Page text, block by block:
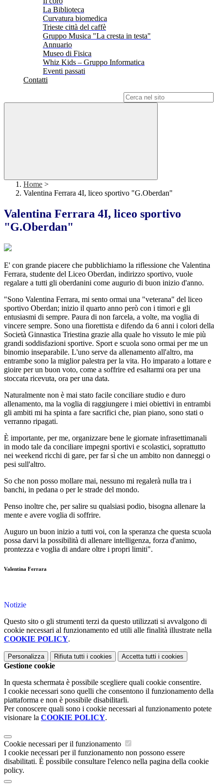
La Biblioteca
Curvatura biomedica
Trieste città del caffè
Gruppo Musica "La cresta in testa"
Annuario
Museo di Fisica
Whiz Kids – Gruppo Informatica
Eventi passati
Contatti
Home >
Valentina Ferrara 4I, liceo sportivo "G.Oberdan"
Valentina Ferrara 4I, liceo sportivo
"G.Oberdan"
E' con grande piacere che pubblichiamo la riflessione che Valentina
Ferrara, studente del Liceo Oberdan, indirizzo sportivo, vuole
regalare a tutti gli oberdanini come augurio di buon inizio d'anno.
"Sono Valentina Ferrara, mi sento ormai una "veterana" del liceo
sportivo Oberdan; inizio il quarto anno però con i timori e gli
entusiasmi di sempre. Paura di non farcela, a volte, ma voglia di
vincere sempre. Sono una fiorettista e difendo da 6 anni i colori della
Società Ginnastica Triestina grazie alla quale ho vissuto le mie più
grandi soddisfazioni sportive. Sport e scuola sono ormai per me un
binomio inseparabile. L'uno serve da allenamento all'altro, ma
entrambe sono la miglior palestra per la vita. Ho imparato a lottare e
gioire per un buon voto, come a soffrire ed esaltarmi ora per una
stoccata ricevuta, ora per una data.
Naturalmente non è mai stato facile conciliare studio e duro
allenamento, ma la voglia di raggiungere i miei obiettivi in entrambi
gli ambiti mi ha spinta a fare sacrifici che, pian piano, sono stati o
verranno ripagati.
È importante, per me, organizzare bene le giornate infrasettimanali
in modo tale da conciliare impegni sportivi e scolastici, soprattutto
nei weekend ricchi di gare, per far sì che un ambito non danneggi o
pesi sull'altro.
So che non posso mollare mai, nessuno mi regalerà nulla tra i
banchi, in pedana o per le strade del mondo.
Penso inoltre che, per salire su qualsiasi podio, bisogna allenare la
mente e avere voglia di soffrire.
Auguro un buon inizio a tutti voi, con la speranza che questa scuola
possa darvi la possibilità di allenare intelligenza, forza d'animo,
prontezza e voglia di andare oltre i propri limiti".
Valentina Ferrara
Notizie
Questo sito o gli strumenti terzi da questo utilizzati si avvalgono di
cookie necessari al funzionamento ed utili alle finalità illustrate nella
COOKIE POLICY.
Personalizza Rifiuta tutti i cookies Accetta tutti i cookies
Gestione cookie
In questa schermata è possibile scegliere quali cookie consentire.
I cookie necessari sono quelli che consentono il funzionamento della
piattaforma e non è possibile disabilitarli.
Per conoscere quali sono i cookie necessari al funzionamento potete
visionare la COOKIE POLICY.
Cookie necessari per il funzionamento
I cookie necessari per il funzionamento non possono essere
disabilitati. È possibile consultare l'elenco nella pagina della cookie
policy.